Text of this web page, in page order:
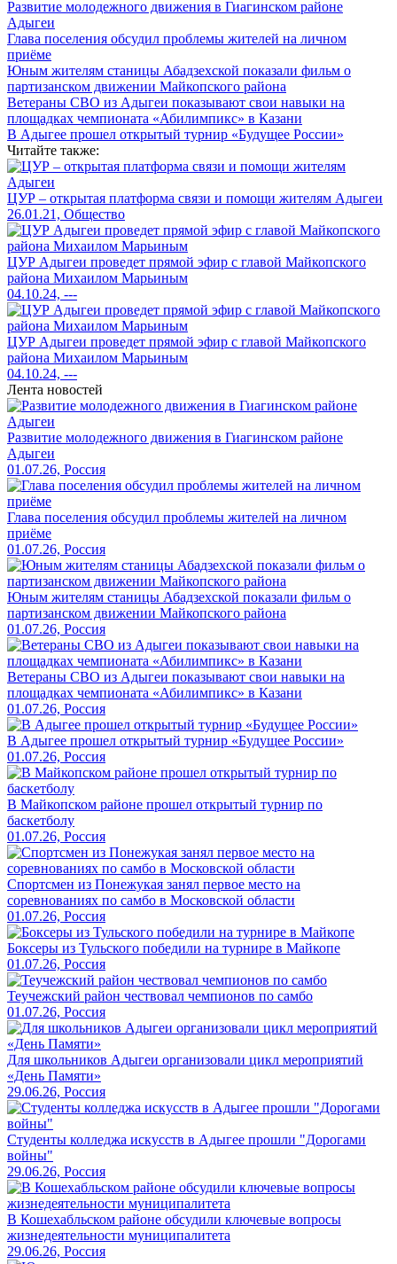
Развитие молодежного движения в Гиагинском районе
Адыгеи
Глава поселения обсудил проблемы жителей на личном
приёме
Юным жителям станицы Абадзехской показали фильм о
партизанском движении Майкопского района
Ветераны СВО из Адыгеи показывают свои навыки на
площадках чемпионата «Абилимпикс» в Казани
В Адыгее прошел открытый турнир «Будущее России»
Читайте также:
ЦУР – открытая платформа связи и помощи жителям Адыгеи
26.01.21, Общество
ЦУР Адыгеи проведет прямой эфир с главой Майкопского
района Михаилом Марьиным
04.10.24, ---
ЦУР Адыгеи проведет прямой эфир с главой Майкопского
района Михаилом Марьиным
04.10.24, ---
Лента новостей
Развитие молодежного движения в Гиагинском районе
Адыгеи
01.07.26, Россия
Глава поселения обсудил проблемы жителей на личном
приёме
01.07.26, Россия
Юным жителям станицы Абадзехской показали фильм о
партизанском движении Майкопского района
01.07.26, Россия
Ветераны СВО из Адыгеи показывают свои навыки на
площадках чемпионата «Абилимпикс» в Казани
01.07.26, Россия
В Адыгее прошел открытый турнир «Будущее России»
01.07.26, Россия
В Майкопском районе прошел открытый турнир по
баскетболу
01.07.26, Россия
Спортсмен из Понежукая занял первое место на
соревнованиях по самбо в Московской области
01.07.26, Россия
Боксеры из Тульского победили на турнире в Майкопе
01.07.26, Россия
Теучежский район чествовал чемпионов по самбо
01.07.26, Россия
Для школьников Адыгеи организовали цикл мероприятий
«День Памяти»
29.06.26, Россия
Студенты колледжа искусств в Адыгее прошли "Дорогами
войны"
29.06.26, Россия
В Кошехабльском районе обсудили ключевые вопросы
жизнедеятельности муниципалитета
29.06.26, Россия